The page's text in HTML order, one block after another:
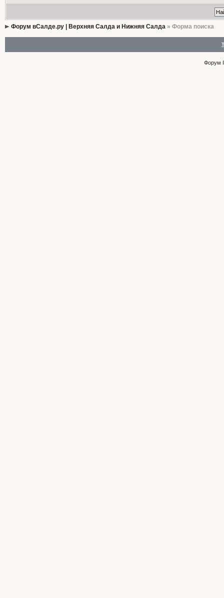
Форум вСалде.ру | Верхняя Салда и Нижняя Салда» Форма поиска
Форум